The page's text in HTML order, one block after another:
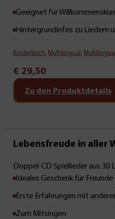
Geeignet für
Hintergrundinfos zu Liedern
Kinderbuch, Multilingual , Multilingual
€ 29,50
Zu den Produktdetails
Lebensfreude in aller
Doppel-CD Spiellieder aus 30
Ideales Geschenk für
Erste Erfahrungen mit
Zum Mitsingen